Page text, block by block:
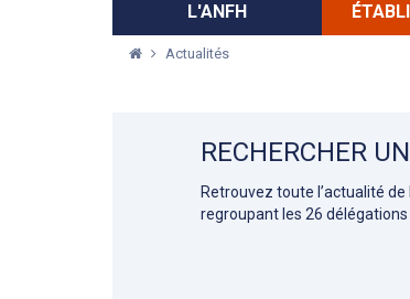
L'ANFH
Actualités
RECHERCHER
Retrouvez toute l’actualité de
regroupant les 26